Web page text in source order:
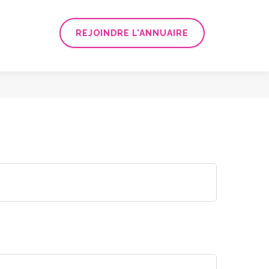
REJOINDRE L'ANNUAIRE